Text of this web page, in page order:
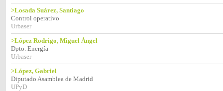
>Losada Suárez, Santiago
Control operativo
Urbaser
>López Rodrigo, Miguel Ángel
Dpto. Energía
Urbaser
>López, Gabriel
Diputado Asamblea de Madrid
UPyD